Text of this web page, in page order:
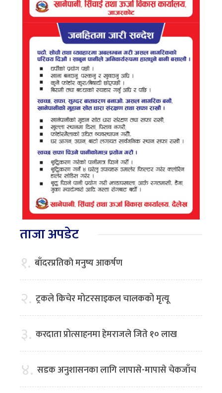
ताजा अपडेट
१. बाँदरप्रतिकाे मनुष्य आकर्षण
२. ट्रकले किचेर मोटरसाइकल चालकको मृत्यू
३. करदाता प्रोत्साहनमा हेमराजले जिते १० लाख
४. सडक अनुशासनका लागि लापासे-मापासे चेकजाँच